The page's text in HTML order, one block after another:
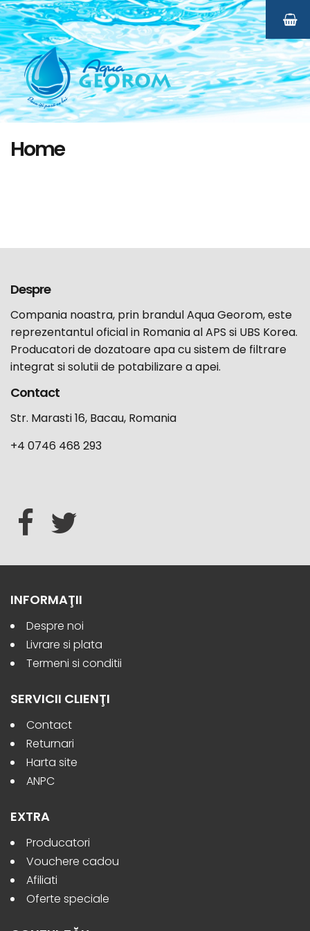
Home
Despre
Compania noastra, prin brandul Aqua Georom, este
reprezentantul oficial in Romania al APS si UBS Korea.
Producatori de dozatoare apa cu sistem de filtrare
integrat si solutii de potabilizare a apei.
Contact
Str. Marasti 16, Bacau, Romania
+4 0746 468 293
INFORMAŢII
Despre noi
Livrare si plata
Termeni si conditii
SERVICII CLIENŢI
Contact
Returnari
Harta site
ANPC
EXTRA
Producatori
Vouchere cadou
Afiliati
Oferte speciale